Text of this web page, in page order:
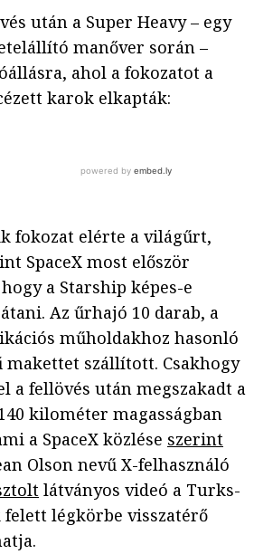
után a Super Heavy – egy
manőver során –
ahol a fokozatot a
karok elkapták:
fokozat elérte a világűrt,
SpaceX most először
a Starship képes-e
Az űrhajó 10 darab, a
műholdakhoz hasonló
makettet szállított. Csakhogy
a fellövés után megszakadt a
kilométer magasságban
a SpaceX közlése szerint
Olson nevű X-felhasználó
látványos videó a Turks-
felett légkörbe visszatérő